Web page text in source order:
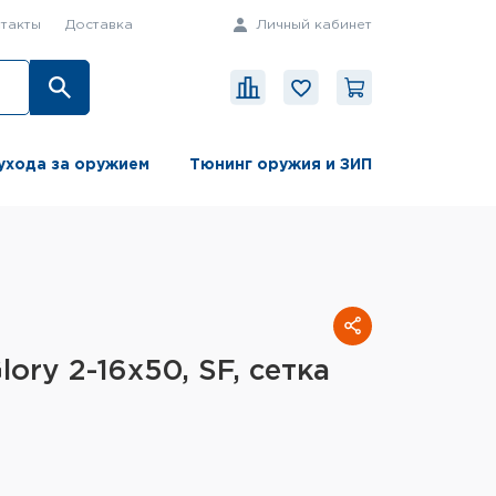
Доставка Личный кабинет
за оружием Тюнинг оружия и ЗИП
2-16x50, SF, сетка